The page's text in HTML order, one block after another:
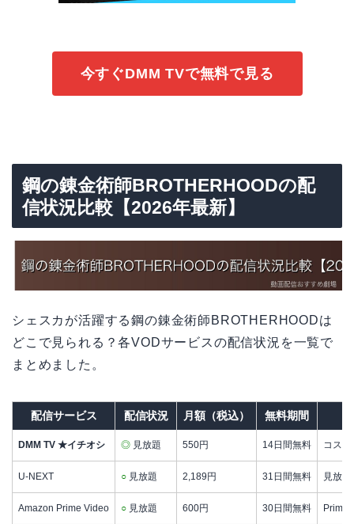
今すぐDMM TVで無料で見る
鋼の錬金術師BROTHERHOODの配
信状況比較【2026年最新】
シェスカが活躍する鋼の錬金術師BROTHERHOODは
どこで見られる？各VODサービスの配信状況を一覧で
まとめました。
配信サービス 配信状況 月額（税込） 無料期間
DMM TV ★イチオシ ◎ 見放題 550円 14日間無料 コス
U-NEXT ○ 見放題 2,189円 31日間無料 見放
Amazon Prime Video ○ 見放題 600円 30日間無料 Prime